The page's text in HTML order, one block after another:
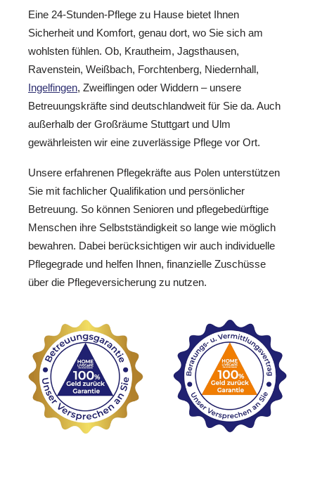
Eine 24-Stunden-Pflege zu Hause bietet Ihnen
Sicherheit und Komfort, genau dort, wo Sie sich am
wohlsten fühlen. Ob, Krautheim, Jagsthausen,
Ravenstein, Weißbach, Forchtenberg, Niedernhall,
Ingelfingen, Zweiflingen oder Widdern – unsere
Betreuungskräfte sind deutschlandweit für Sie da. Auch
außerhalb der Großräume Stuttgart und Ulm
gewährleisten wir eine zuverlässige Pflege vor Ort.
Unsere erfahrenen Pflegekräfte aus Polen unterstützen
Sie mit fachlicher Qualifikation und persönlicher
Betreuung. So können Senioren und pflegebedürftige
Menschen ihre Selbstständigkeit so lange wie möglich
bewahren. Dabei berücksichtigen wir auch individuelle
Pflegegrade und helfen Ihnen, finanzielle Zuschüsse
über die Pflegeversicherung zu nutzen.